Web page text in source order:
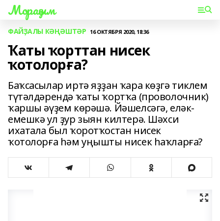
Мораҙым
ФАЙҘАЛЫ КӘҢӘШТӘР 16 ОКТЯБРЯ 2020, 18:36
Ҡаты ҡорттан нисек
ҡотолорға?
Баҡсасылар иртә яҙҙан ҡара көҙгә тиклем
түтәлдәрендә ҡаты ҡортҡа (проволочник)
ҡаршы әүҙем көрәшә. Йәшелсәгә, еләк-
емешкә ул ҙур зыян килтерә. Шәхси
ихатала был ҡоротҡостан нисек
ҡотолорға һәм уңышты нисек һаҡларға?